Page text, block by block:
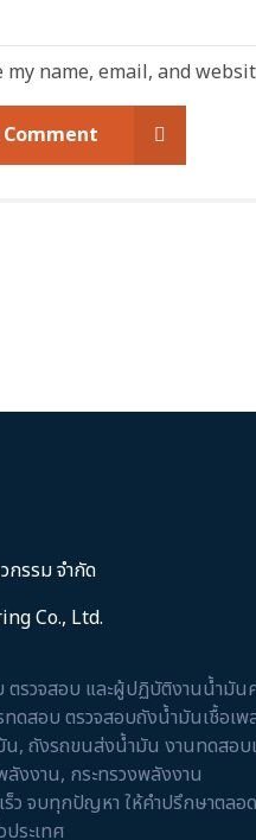
my name, email, and
กรรม จำกัด
Co., Ltd.
ตรวจสอบ และผู้ปฏิบัติงานน้ำมัน
ดสอบ ตรวจสอบถังน้ำมันเชื้อเพ
น, ถังรถขนส่งน้ำมัน งานทดสอบ
งงาน, กระทรวงพลังงาน
ร็ว จบทุกปัญหา ให้คำปรึกษาตลอ
ระเทศ